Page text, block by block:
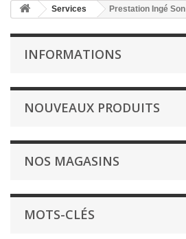
Services Prestation Ingé Son
INFORMATIONS
NOUVEAUX PRODUITS
NOS MAGASINS
MOTS-CLÉS